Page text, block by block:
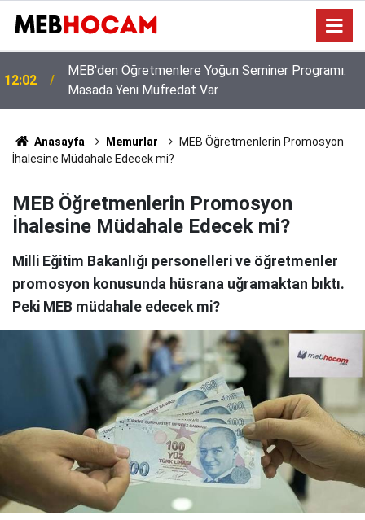
11:02
Norm Kadrolar Yenileniyor, Hata Yapmamak İçin
Ders Yükünüzü İnceleyin!
Anasayfa Memurlar
MEB Öğretmenlerin Promosyon
İhalesine Müdahale Edecek mi?
MEB Öğretmenlerin Promosyon
İhalesine Müdahale Edecek mi?
Milli Eğitim Bakanlığı personelleri ve öğretmenler
promosyon konusunda hüsrana uğramaktan bıktı.
Peki MEB müdahale edecek mi?